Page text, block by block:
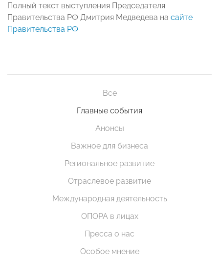
Полный текст выступления Председателя
Правительства РФ Дмитрия Медведева на сайте
Правительства РФ
Все
Главные события
Анонсы
Важное для бизнеса
Региональное развитие
Отраслевое развитие
Международная деятельность
ОПОРА в лицах
Пресса о нас
Особое мнение